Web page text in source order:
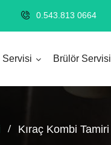
0.543.813 0664
Servisi Brülör Servisi
Kıraç Kombi Tamiri